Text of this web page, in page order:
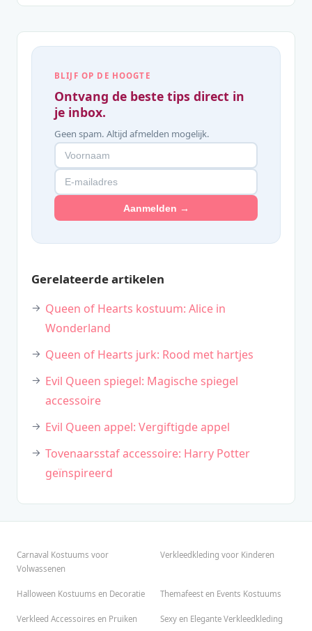
BLIJF OP DE HOOGTE
Ontvang de beste tips direct in
je inbox.
Geen spam. Altijd afmelden mogelijk.
Aanmelden →
Gerelateerde artikelen
Queen of Hearts kostuum: Alice in
Wonderland
Queen of Hearts jurk: Rood met hartjes
Evil Queen spiegel: Magische spiegel
accessoire
Evil Queen appel: Vergiftigde appel
Tovenaarsstaf accessoire: Harry Potter
geïnspireerd
Carnaval Kostuums voor
Volwassenen
Verkleedkleding voor Kinderen
Halloween Kostuums en Decoratie Themafeest en Events Kostuums
Verkleed Accessoires en Pruiken Sexy en Elegante Verkleedkleding